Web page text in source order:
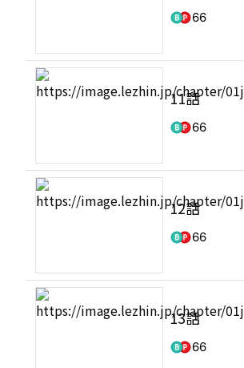
66
11話
66
12話
66
13話
66